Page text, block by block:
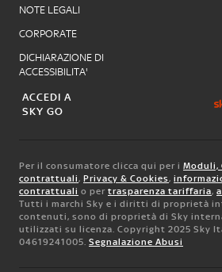
NOTE LEGALI
CORPORATE
DICHIARAZIONE DI
ACCESSIBILITA'
ACCEDI A
SKY GO
Per il consumatore clicca qui per i Moduli,
contrattuali , Privacy & Cookies,
contrattuali o per trasparenza tariffaria,
Tutti i marchi Sky e i diritti di proprietà
contenuti, sono di proprietà di Sky
utilizzati su licenza. Copyright 2025 Sky
04619241005. Segnalazione Abusi